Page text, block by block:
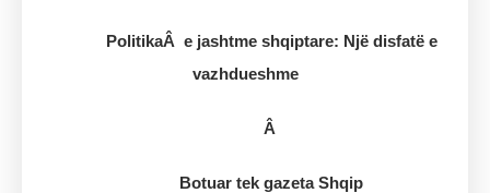
PolitikaÂ e jashtme shqiptare: Një disfatë e
vazhdueshme
Â
Botuar tek gazeta Shqip